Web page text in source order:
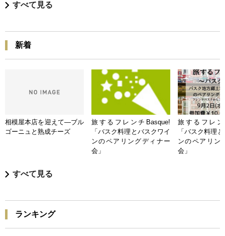
すべて見る
新着
相模屋本店を迎えて―ブル
ゴーニュと熟成チーズ
旅するフレンチBasque!
「バスク料理とバスクワイ
ンのペアリングディナー
会」
旅するフレン
「バスク料理
ンのペアリン
会」
すべて見る
ランキング